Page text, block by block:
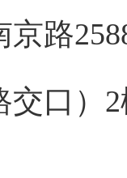
京路
交口）